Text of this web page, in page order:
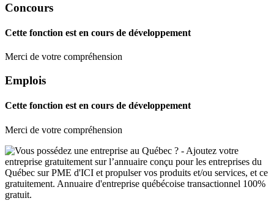
Concours
Cette fonction est en cours de développement
Merci de votre compréhension
Emplois
Cette fonction est en cours de développement
Merci de votre compréhension